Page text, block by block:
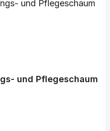
und Pflegeschaum